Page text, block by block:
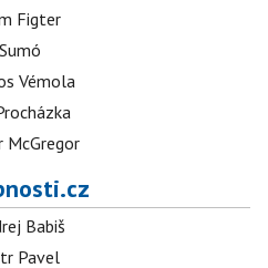
Figter
Sumó
Vémola
McGregor
Babiš
Pavel